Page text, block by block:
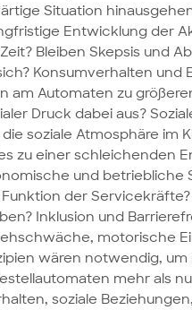
Situation
Entwicklung der
Bleiben Skepsis und
Konsumverhalten
am Automaten zu
Druck dabei aus?
soziale Atmosphäre im
zu einer schleichenden
und
der
Inklusion und
motorische
wären notwendig,
mehr als
soziale